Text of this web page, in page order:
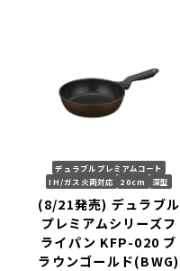
デュラブルプレミアムコート
IH/ガス火両対応
20cm 深型
(8/21発売) デュラブル
プレミアムシリーズフ
ライパン KFP-020 ブ
ラウンゴールド(BWG)